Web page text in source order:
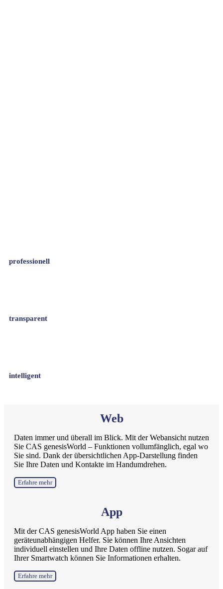
professionell
transparent
intelligent
Web
Daten immer und überall im Blick. Mit der Webansicht nutzen
Sie CAS genesisWorld – Funktionen vollumfänglich, egal wo
Sie sind. Dank der übersichtlichen App-Darstellung finden
Sie Ihre Daten und Kontakte im Handumdrehen.
Erfahre mehr
App
Mit der CAS genesisWorld App haben Sie einen
geräteunabhängigen Helfer. Sie können Ihre Ansichten
individuell einstellen und Ihre Daten offline nutzen. Sogar auf
Ihrer Smartwatch können Sie Informationen erhalten.
Erfahre mehr